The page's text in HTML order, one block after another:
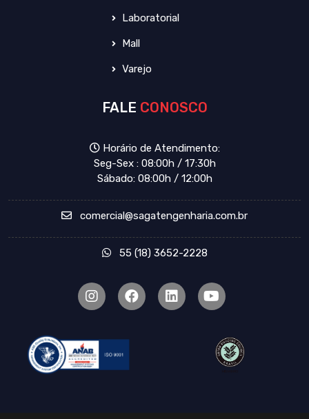
Laboratorial
Mall
Varejo
FALE CONOSCO
Horário de Atendimento:
Seg-Sex : 08:00h / 17:30h
Sábado: 08:00h / 12:00h
comercial@sagatengenharia.com.br
55 (18) 3652-2228